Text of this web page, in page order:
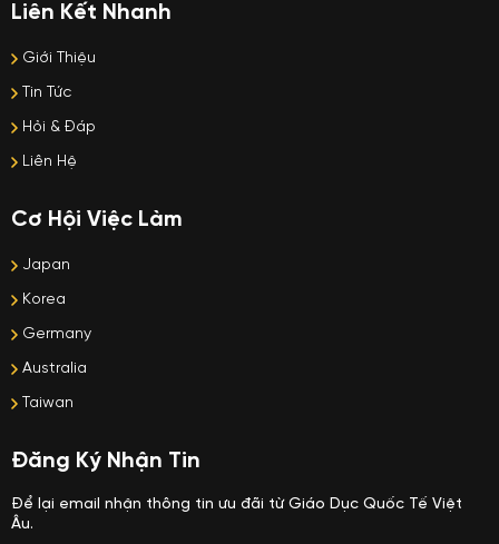
Liên Kết Nhanh
Giới Thiệu
Tin Tức
Hỏi & Đáp
Liên Hệ
Cơ Hội Việc Làm
Japan
Korea
Germany
Australia
Taiwan
Đăng Ký Nhận Tin
Để lại email nhận thông tin ưu đãi từ Giáo Dục Quốc Tế Việt
Âu.